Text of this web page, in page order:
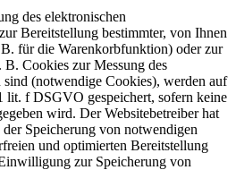
des elektronischen
Bereitstellung bestimmter, von Ihnen
für die Warenkorbfunktion) oder zur
Cookies zur Messung des
(notwendige Cookies), werden auf
lit. f DSGVO gespeichert, sofern keine
wird. Der Websitebetreiber hat
der Speicherung von notwendigen
und optimierten Bereitstellung
zur Speicherung von